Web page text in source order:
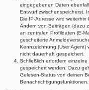
eingegebenen Daten
Entwurf zwischenspeicherst.
Die IP-Adresse wird
Ändern von Beiträgen (dazu
an zentralen Profildaten (E-
gescheiterte
Kennzeichnung (User Agent)
nicht dauerhaft gespeichert.
Schließlich erfordern
gespeichert werden. Dazu
Gelesen-Status von deinen
Benachrichtigungsfunktionen.